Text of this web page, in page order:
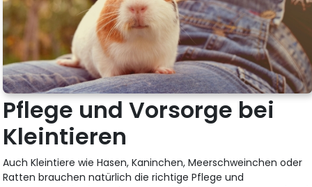
Pflege und Vorsorge bei
Kleintieren
Auch Kleintiere wie Hasen, Kaninchen, Meerschweinchen oder
Ratten brauchen natürlich die richtige Pflege und